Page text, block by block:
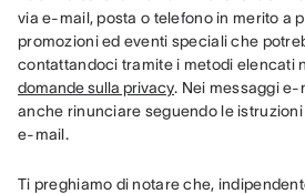
via e-mail, posta o telefono in merito a
promozioni ed eventi speciali che
contattandoci tramite i metodi elencati
domande sulla privacy. Nei messaggi
anche rinunciare seguendo le
e-mail.
Ti preghiamo di notare che,